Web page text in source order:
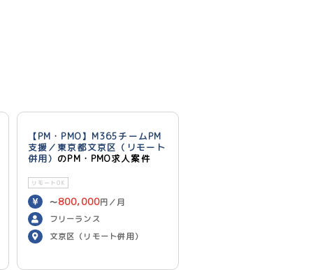
【PM・PMO】M365チームPM
支援／東京都文京区（リモート
併用） のPM・PMO求人案件
リモートOK
〜800,000円／月
フリーランス
文京区（リモート併用）